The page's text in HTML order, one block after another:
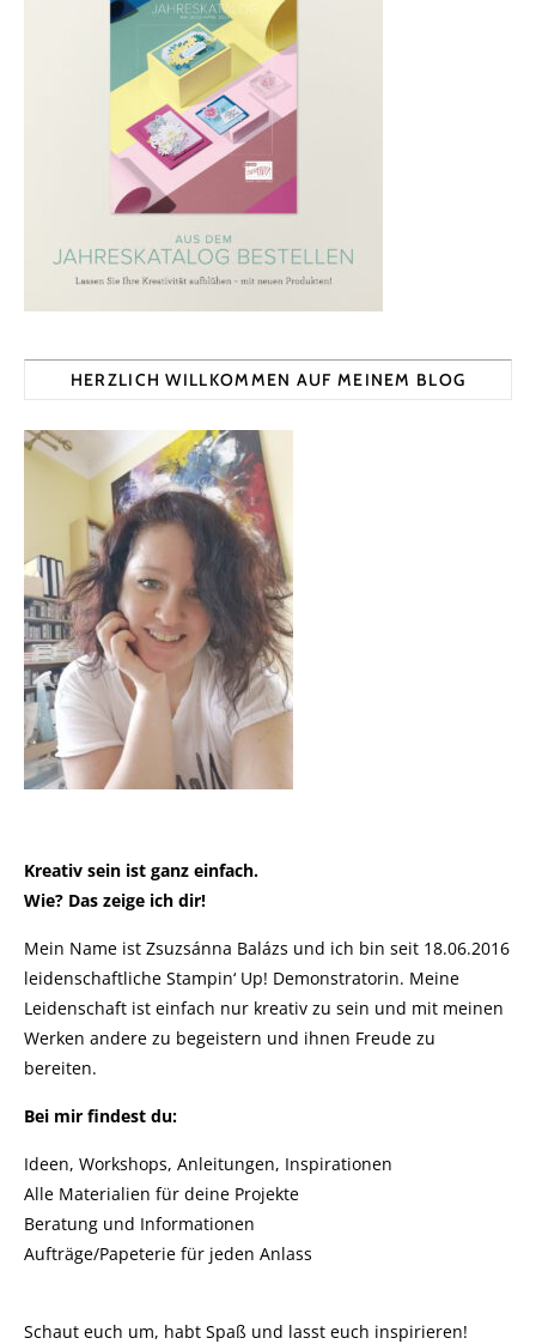
HERZLICH WILLKOMMEN AUF MEINEM BLOG
Kreativ sein ist ganz einfach.
Wie? Das zeige ich dir!
Mein Name ist Zsuzsánna Balázs und ich bin seit 18.06.2016
leidenschaftliche Stampin‘ Up! Demonstratorin. Meine
Leidenschaft ist einfach nur kreativ zu sein und mit meinen
Werken andere zu begeistern und ihnen Freude zu
bereiten.
Bei mir findest du:
Ideen, Workshops, Anleitungen, Inspirationen
Alle Materialien für deine Projekte
Beratung und Informationen
Aufträge/Papeterie für jeden Anlass
Schaut euch um, habt Spaß und lasst euch inspirieren!